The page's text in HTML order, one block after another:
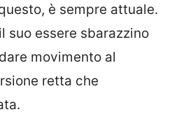
è sempre attuale.
suo essere sbarazzino
movimento al
retta che